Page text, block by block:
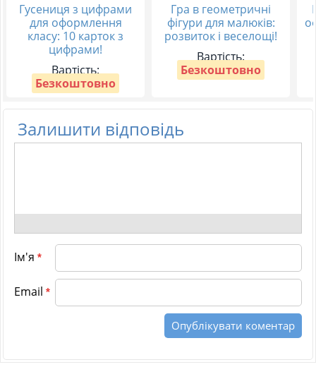
Гусениця з цифрами
для оформлення
класу: 10 карток з
цифрами!
Вартість:
Безкоштовно
Гра в геометричні
фігури для малюків:
розвиток і веселощі!
Вартість:
Безкоштовно
Залишити відповідь
Ім'я *
Email *